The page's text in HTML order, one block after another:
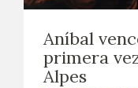
Aníbal
primera
Alpes